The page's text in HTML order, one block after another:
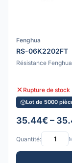
Fenghua
RS-06K2202FT
Résistance
Rupture de stock
Lot de 5000
35.44€ –
Quantité: